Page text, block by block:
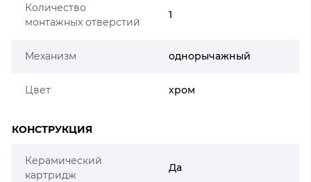
Количество
монтажных отверстий
1
Механизм однорычажный
Цвет хром
КОНСТРУКЦИЯ
Керамический
картридж
Да